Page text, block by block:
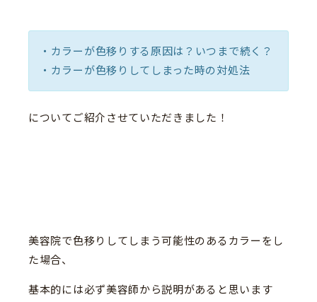
・カラーが色移りする原因は？いつまで続く？
・カラーが色移りしてしまった時の対処法
についてご紹介させていただきました！
美容院で色移りしてしまう可能性のあるカラーをし
た場合、
基本的には必ず美容師から説明があると思います